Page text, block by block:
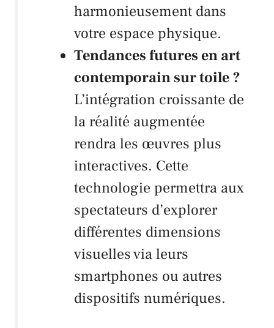
harmonieusement dans
votre espace physique.
Tendances futures en art
contemporain sur toile ?
L’intégration croissante de
la réalité augmentée
rendra les œuvres plus
interactives. Cette
technologie permettra aux
spectateurs d’explorer
différentes dimensions
visuelles via leurs
smartphones ou autres
dispositifs numériques.